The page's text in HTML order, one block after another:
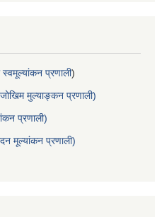
प्रणाली)
मुल्याङ्कन प्रणाली)
प्रणाली)
मूल्यांकन प्रणाली)